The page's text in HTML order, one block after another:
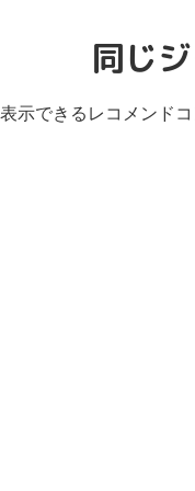
同じ
表示できるレコメンド